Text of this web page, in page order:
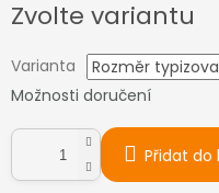
Zvolte variantu
Varianta
Možnosti doručení
Přidat do